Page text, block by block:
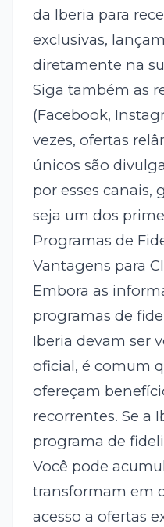
da Iberia para
exclusivas,
diretamente na
Siga também as
(Facebook,
vezes, ofertas
únicos são
por esses canais,
seja um dos
Programas de
Vantagens para
Embora as
programas de
Iberia devam ser
oficial, é comum
ofereçam
recorrentes. Se a
programa de
Você pode
transformam em
acesso a ofertas